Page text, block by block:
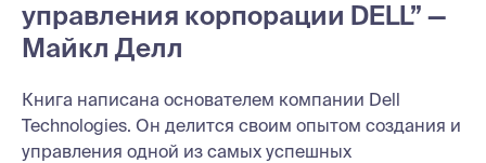
управления корпорации DELL” —
Майкл Делл
Книга написана основателем компании Dell
Technologies. Он делится своим опытом создания и
управления одной из самых успешных